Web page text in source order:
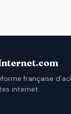
française
internet.